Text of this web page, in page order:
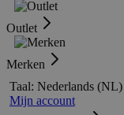
Outlet
Merken
Taal: Nederlands (NL)
Mijn account